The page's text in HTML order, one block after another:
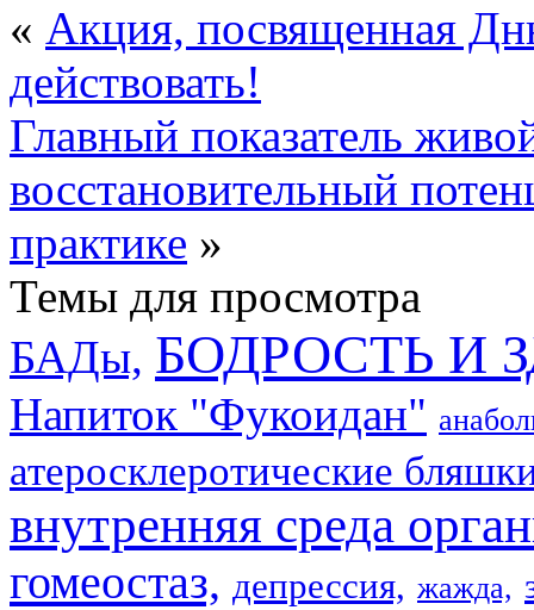
« Акция, посвященная
действовать!
Главный показатель
восстановительный
практике »
Темы для просмотра
БАДы, БОДРОСТЬ И
Напиток "Фукоидан"
атеросклеротические
внутренняя среда
гомеостаз, депрессия, жажда,